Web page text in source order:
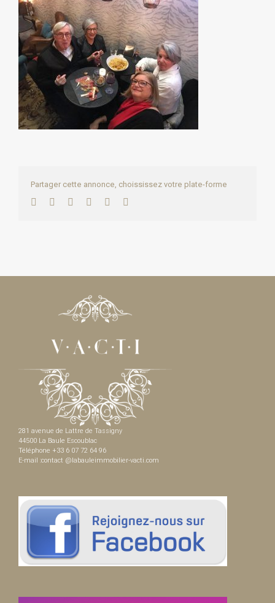
Partager cette annonce, choississez votre plate-forme
Facebook
TwitterLinkedInWhatsApp
Pinterest
281 avenue de Lattre de Tassigny
44500 La Baule Escoublac
Téléphone +33 6 07 72 64 96
E-mail :contact @labauleimmobilier-vacti.com